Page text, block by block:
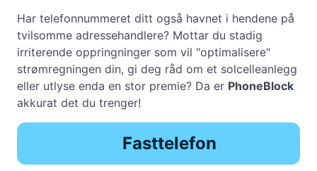
Har telefonnummeret ditt også havnet i hendene på
tvilsomme adressehandlere? Mottar du stadig
irriterende oppringninger som vil "optimalisere"
strømregningen din, gi deg råd om et solcelleanlegg
eller utlyse enda en stor premie? Da er PhoneBlock
akkurat det du trenger!
Fasttelefon